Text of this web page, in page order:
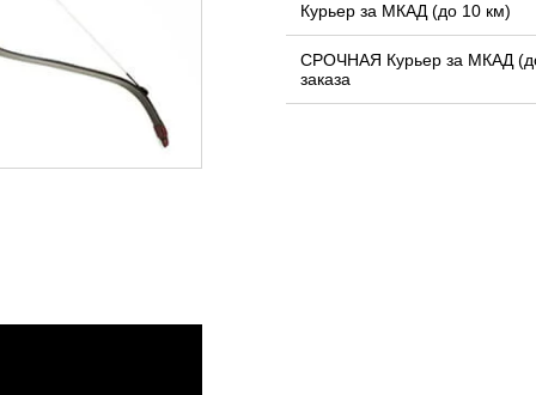
Курьер за МКАД (до 10 км)
СРОЧНАЯ Курьер за МКАД
заказа